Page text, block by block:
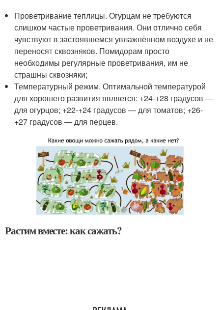
Проветривание теплицы. Огурцам не требуются
слишком частые проветривания. Они отлично себя
чувствуют в застоявшемся увлажнённом воздухе и не
переносят сквозняков. Помидорам просто
необходимы регулярные проветривания, им не
страшны сквозняки;
Температурный режим. Оптимальной температурой
для хорошего развития является: +24-+28 градусов —
для огурцов; +22-+24 градусов — для томатов; +26-
+27 градусов — для перцев.
Растим вместе: как сажать?